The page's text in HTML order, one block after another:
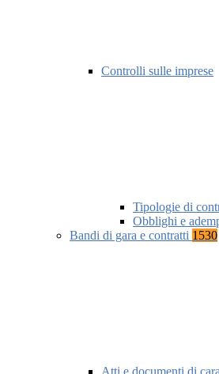
Controlli sulle imprese
Tipologie di
Obblighi e
Bandi di gara e contratti 1530